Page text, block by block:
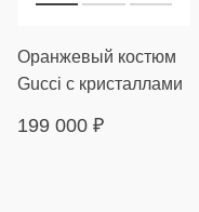
Оранжевый костюм
Gucci с кристаллами
199 000 ₽